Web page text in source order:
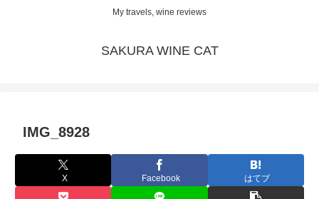
My travels, wine reviews
SAKURA WINE CAT
IMG_8928
X Facebook はてブ